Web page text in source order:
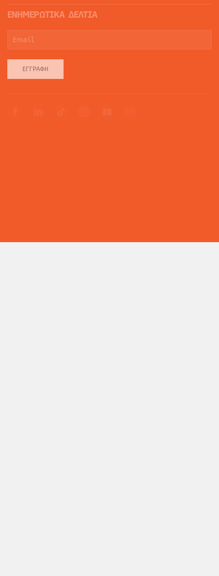
ΕΝΗΜΕΡΩΤΙΚΑ ΔΕΛΤΙΑ
ΕΓΓΡΑΦΉ